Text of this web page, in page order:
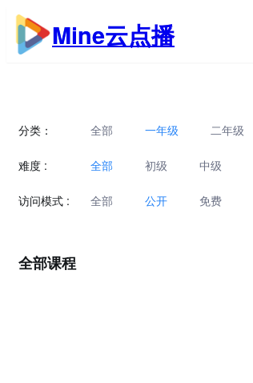
跳
至
内
Mine云点播
分类： 全部 一年级 二年级
难度 : 全部 初级 中级
访问模式 : 全部 公开 免费
全部课程